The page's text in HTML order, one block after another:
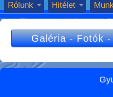
Rólunk Hitélet
Galéria-Fotók